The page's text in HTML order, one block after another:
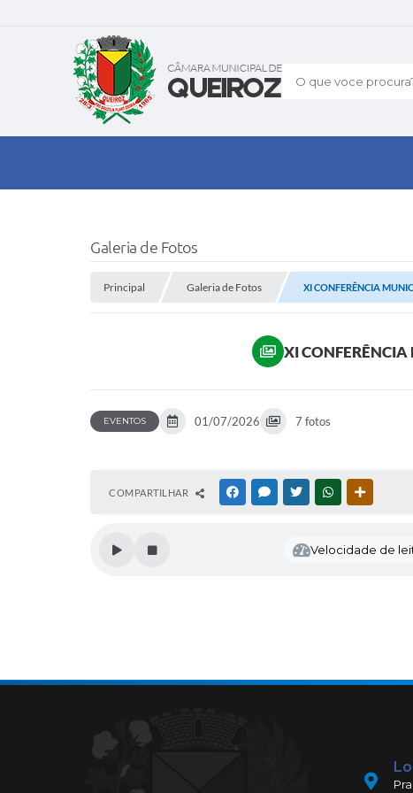
O que voce procura?
Galeria de Fotos
Principal Galeria de Fotos XI CONFERÊNCIA
XI CONFERÊNCIA
EVENTOS 01/07/2026 7 fotos
COMPARTILHAR FACEBOOKMESSENGER
TWITTERWHATSAPP
Velocidade de